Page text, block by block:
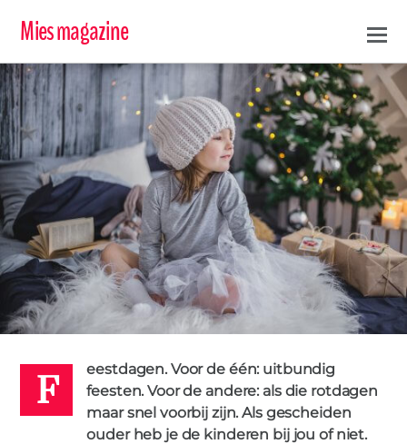
Mies magazine
ERIC DE CORTE & CINDY CAPELLEMAN 14 DECEMBER 2017
FEEST FEESTDAGEN NEO BEMIDDELING TIPS
F
eestdagen. Voor de één: uitbundig
feesten. Voor de andere: als die rotdagen
maar snel voorbij zijn. Als gescheiden
ouder heb je de kinderen bij jou of niet.